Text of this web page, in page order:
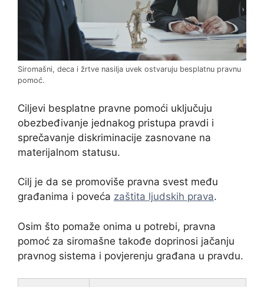
Siromašni, deca i žrtve nasilja uvek ostvaruju besplatnu pravnu
pomoć.
Ciljevi besplatne pravne pomoći uključuju
obezbeđivanje jednakog pristupa pravdi i
sprečavanje diskriminacije zasnovane na
materijalnom statusu.
Cilj je da se promoviše pravna svest među
građanima i poveća zaštita ljudskih prava.
Osim što pomaže onima u potrebi, pravna
pomoć za siromašne takođe doprinosi jačanju
pravnog sistema i povjerenju građana u pravdu.